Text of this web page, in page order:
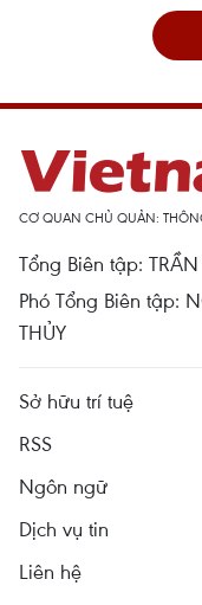
CƠ QUAN CHỦ QUẢN:
Tổng Biên tập:
Phó Tổng Biên tập:
THỦY
Sở hữu trí tuệ
RSS
Ngôn ngữ
Dịch vụ tin
Liên hệ